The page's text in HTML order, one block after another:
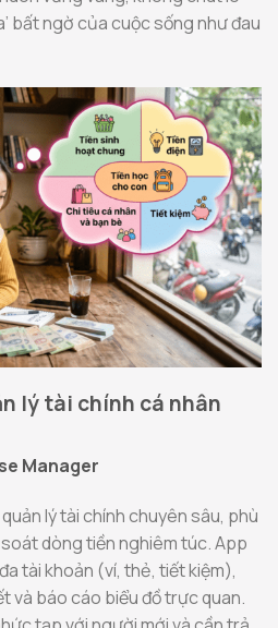
bất ngờ của cuộc sống như đau
lý tài chính cá nhân
Manager
lý tài chính chuyên sâu, phù
dòng tiền nghiêm túc. App
tài khoản (ví, thẻ, tiết kiệm),
và báo cáo biểu đồ trực quan.